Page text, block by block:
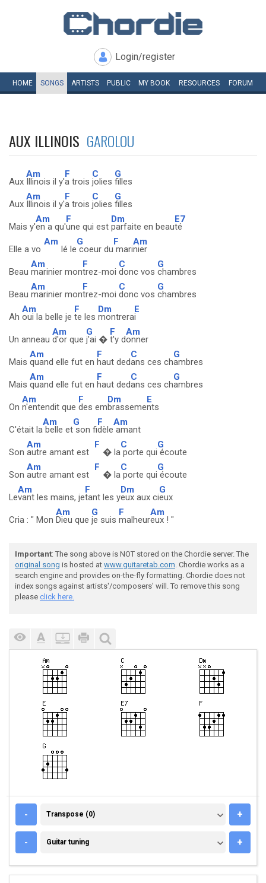
Login/register
HOME SONGS ARTISTS PUBLIC MY BOOK RESOURCES FORUM
AUX ILLINOIS GAROLOU
Aux
Am
Illinois il y'
F
a trois
C
jolies
G
filles
Aux
Am
Illinois il y'
F
a trois
C
jolies
G
filles
Mais y'
Am
en a qu'
F
une qui est
Dm
parfaite en beau
E7
té
Elle a vo
Am
lé le
G
coeur du
F
mari
Am
nier
Beau
Am
marinier mon
F
trez-moi
C
donc vos
G
chambres
Beau
Am
marinier mon
F
trez-moi
C
donc vos
G
chambres
Ah
Am
oui la belle je
F
te les
Dm
montrera
E
i
Un anneau
Am
d'or que
G
j'ai �
F
t'y d
Am
onner
Mais
Am
quand elle fut en
F
haut ded
C
ans ces ch
G
ambres
Mais
Am
quand elle fut en
F
haut ded
C
ans ces ch
G
ambres
On
Am
n'entendit que
F
des em
Dm
brasseme
E
nts
C'était la
Am
belle et
G
son fi
F
dèle
Am
amant
Son
Am
autre amant est
F
� la
C
porte qui
G
écoute
Son
Am
autre amant est
F
� la
C
porte qui
G
écoute
Le
Am
vant les mains, je
F
tant les y
Dm
eux aux ci
G
eux
Cria : " Mon
Am
Dieu que
G
je suis
F
malheur
Am
eux ! "
Important: The song above is NOT stored on the Chordie server. The
original song is hosted at www.guitaretab.com. Chordie works as a
search engine and provides on-the-fly formatting. Chordie does not
index songs against artists'/composers' will. To remove this song
please click here.
- TRANSPOSE (0)
Transpose (0) +
- GUITAR TUNING
Guitar tuning +